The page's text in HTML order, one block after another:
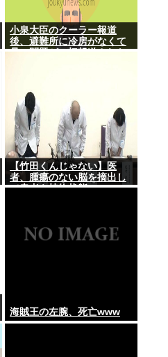
小泉大臣のクーラー報道
後、避難所に冷房がなくて
暑い問題が一切報道されな
【竹田くんじゃない】医
者、腫瘍のない脳を摘出し
て患者を植物状態に
海賊王の左腕、死亡www